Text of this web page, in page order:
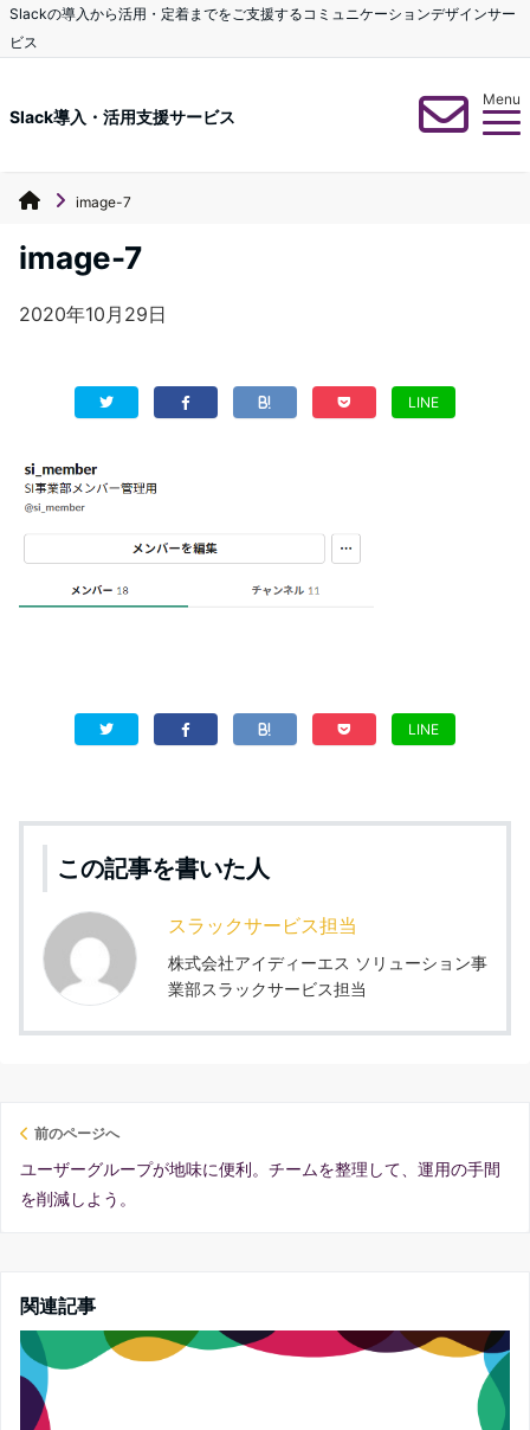
Slackの導入から活用・定着までをご支援するコミュニケーションデザインサー
ビス
Slack導入・活用支援サービス
Menu
image-7
image-7
2020年10月29日
LINE
LINE
この記事を書いた人
スラックサービス担当
株式会社アイディーエス ソリューション事
業部スラックサービス担当
前のページへ
ユーザーグループが地味に便利。チームを整理して、運用の手間
を削減しよう。
関連記事